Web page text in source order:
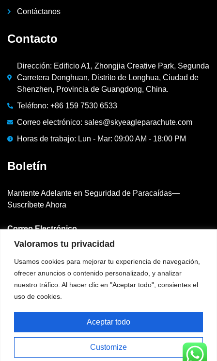
Valoramos tu privacidad
Usamos cookies para mejorar tu experiencia de navegación,
ofrecer anuncios o contenido personalizado, y analizar
nuestro tráfico. Al hacer clic en "Aceptar todo", consientes el
uso de cookies.
Customize
Aceptar todo
Contáctanos
Contacto
Dirección: Edificio A1, Zhongjia Creative Park, Segunda
Carretera Donghuan, Distrito de Longhua, Ciudad de
Shenzhen, Provincia de Guangdong, China.
Teléfono: +86 159 7530 6533
Correo electrónico: sales@skyeagleparachute.com
Horas de trabajo: Lun - Mar: 09:00 AM - 18:00 PM
Boletín
Mantente Adelante en Seguridad de Paracaídas—
Suscríbete Ahora
Correo Electrónico
Correo Electrónico: 836
Suscribirse
Term of use Privacy policy Cookie policy